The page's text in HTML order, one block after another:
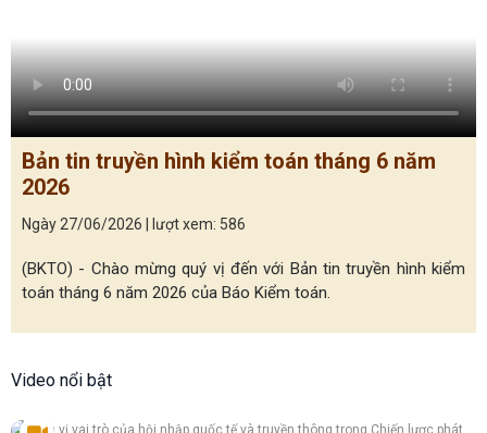
Bản tin truyền hình kiểm toán tháng 6 năm
2026
Ngày 27/06/2026 | lượt xem: 586
(BKTO) - Chào mừng quý vị đến với Bản tin truyền hình kiểm
toán tháng 6 năm 2026 của Báo Kiểm toán.
Video nổi bật